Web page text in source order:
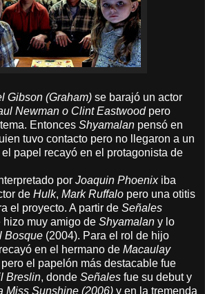
Gibson (Graham) se barajó un actor
Newman o Clint Eastwood pero
Entonces Shyamalan pensó en
tuvo contacto pero no llegaron a un
papel recayó en el protagonista de
por Joaquin Phoenixiba
de Hulk, Mark Ruffalo pero una otitis
el proyecto. A partir de Señales
muy amigo de Shyamalan y lo
Bosque (2004). Para el rol de hijo
en el hermano de Macaulay
pero el papelón más destacable fue
Breslin, donde Señales fue su debut y
Miss Sunshine (2006) y en la tremenda